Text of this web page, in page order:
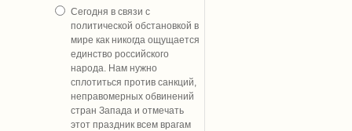
Сегодня в связи с
политической обстановкой в
мире как никогда ощущается
единство российского
народа. Нам нужно
сплотиться против санкций,
неправомерных обвинений
стран Запада и отмечать
этот праздник всем врагам